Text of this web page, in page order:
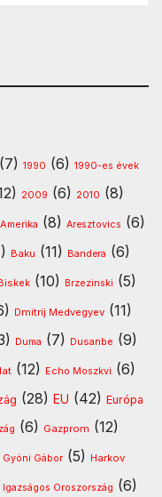
(7) 1990 (6) 1990-es évek
2009 (6) 2010 (8)
Amerika (8) Aresztovics (6)
Baku (11) Bandera (6)
(10) Brzezinski (5)
Dmitrij Medvegyev (11)
Duma (7) Dusanbe (9)
(12) Echo Moszkvi (6)
(28) EU (42) Európa
(6) Gazprom (12)
Gyóni Gábor (5) Harkov
Igazságos Oroszország (6)